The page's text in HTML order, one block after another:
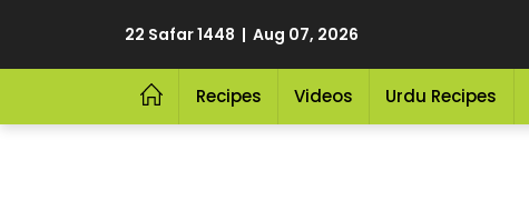
22 Safar 1448 | Aug 07, 2026
Recipes Videos Urdu Recipes